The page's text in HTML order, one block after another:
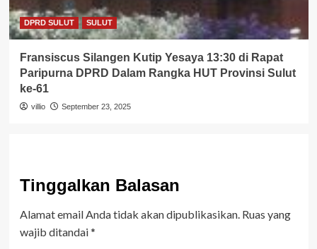
DPRD SULUT SULUT
Fransiscus Silangen Kutip Yesaya 13:30 di Rapat
Paripurna DPRD Dalam Rangka HUT Provinsi Sulut
ke-61
villio September 23, 2025
Tinggalkan Balasan
Alamat email Anda tidak akan dipublikasikan. Ruas yang
wajib ditandai*